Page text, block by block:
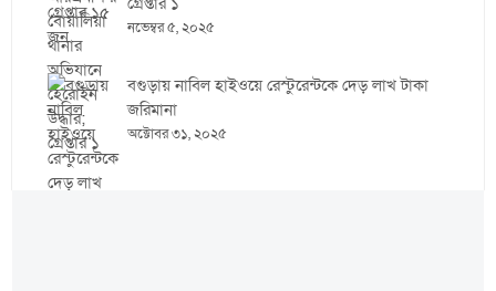
নভেম্বর ৫, ২০২৫
বগুড়ায় নাবিল হাইওয়ে রেস্টুরেন্টকে দেড় লাখ টাকা
জরিমানা
অক্টোবর ৩১, ২০২৫